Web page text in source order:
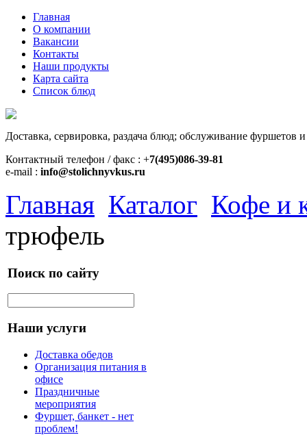
Главная
О компании
Вакансии
Контакты
Наши продукты
Карта сайта
Список блюд
Доставка, сервировка, раздача блюд; обслуживание фуршетов
Контактный телефон / факс : +7(495)086-39-81
e-mail : info@stolichnyvkus.ru
Главная Каталог Кофе и
трюфель
Поиск по сайту
Наши услуги
Доставка обедов
Организация питания в
офисе
Праздничные
мероприятия
Фуршет, банкет - нет
проблем!